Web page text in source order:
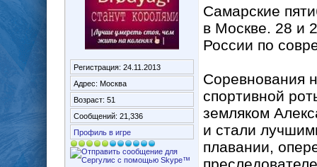
Регистрация: 24.11.2013
Адрес: Москва
Возраст: 51
Сообщений: 21,336
Профиль в игре
Самарские
в Москве. 28 и
России по
Соревнования
спортивной
земляком
и стали
плавании,